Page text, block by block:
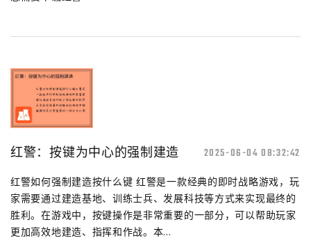
红警：按键为中心的强制建造 2025-06-04 08:32:42
红警如何强制建造按什么键 红警是一款经典的即时战略游戏，玩
家需要通过建造基地、训练士兵、发展科技等方式来实现最终的
胜利。在游戏中，按键操作是非常重要的一部分，可以帮助玩家
更加高效地建造、指挥和作战。本...